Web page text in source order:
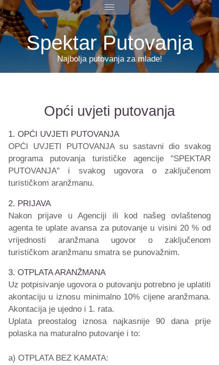
Spektar Putovanja
Najbolja putovanja za mlade!
Opći uvjeti putovanja
1. OPĆI UVJETI PUTOVANJA
OPĆI UVJETI PUTOVANJA su sastavni dio svakog
programa putovanja turističke agencije "SPEKTAR
PUTOVANJA" i svakog ugovora o zaključenom
turističkom aranžmanu.
2. PRIJAVA
Nakon prijave u Agenciji ili kod našeg ovlaštenog
agenta te uplate avansa za putovanje u visini 20 % od
vrijednosti aranžmana ugovor o zaključenom
turističkom aranžmanu smatra se punovažnim.
3. OTPLATA ARANŽMANA
Uz potpisivanje ugovora o putovanju potrebno je uplatiti
akontaciju u iznosu minimalno 10% cijene aranžmana.
Akontacija je ujedno i 1. rata.
Uplata preostalog iznosa najkasnije 90 dana prije
polaska na maturalno putovanje i to:
a) OTPLATA BEZ KAMATA: